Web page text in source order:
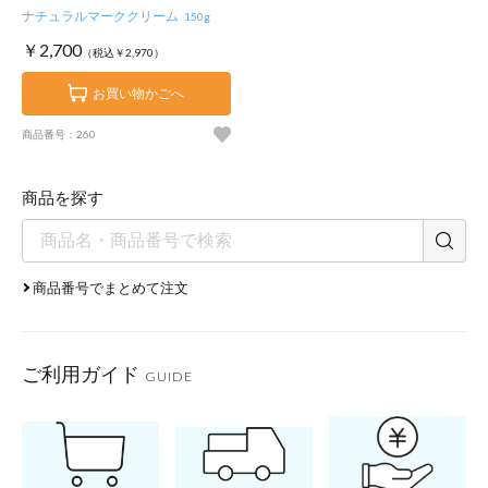
ナチュラルマーククリーム 150g
￥2,700（税込￥2,970）
お買い物かごへ
商品番号：260
商品を探す
商品番号でまとめて注文
ご利用ガイド GUIDE